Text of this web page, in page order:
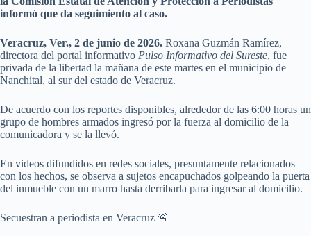
informó que da seguimiento al caso.
Veracruz, Ver., 2 de junio de 2026. Roxana Guzmán Ramírez,
directora del portal informativo Pulso Informativo del Sureste, fue
privada de la libertad la mañana de este martes en el municipio de
Nanchital, al sur del estado de Veracruz.
De acuerdo con los reportes disponibles, alrededor de las 6:00 horas un
grupo de hombres armados ingresó por la fuerza al domicilio de la
comunicadora y se la llevó.
En videos difundidos en redes sociales, presuntamente relacionados
con los hechos, se observa a sujetos encapuchados golpeando la puerta
del inmueble con un marro hasta derribarla para ingresar al domicilio.
Secuestran a periodista en Veracruz 🚨